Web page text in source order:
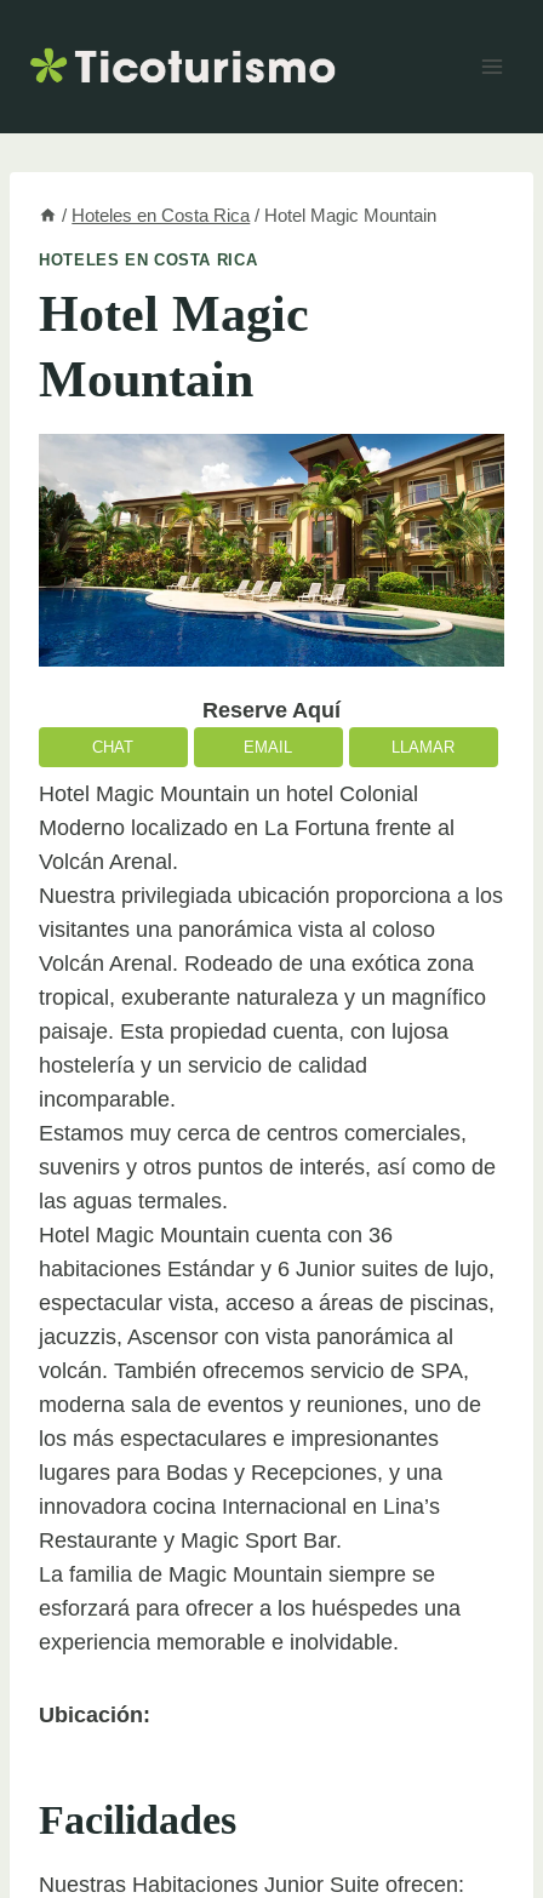
content
/ Hoteles en Costa Rica / Hotel Magic Mountain
HOTELES EN COSTA RICA
Hotel Magic
Mountain
Reserve Aquí
CHAT EMAIL LLAMAR
Hotel Magic Mountain un hotel Colonial
Moderno localizado en La Fortuna frente al
Volcán Arenal.
Nuestra privilegiada ubicación proporciona a los
visitantes una panorámica vista al coloso
Volcán Arenal. Rodeado de una exótica zona
tropical, exuberante naturaleza y un magnífico
paisaje. Esta propiedad cuenta, con lujosa
hostelería y un servicio de calidad
incomparable.
Estamos muy cerca de centros comerciales,
suvenirs y otros puntos de interés, así como de
las aguas termales.
Hotel Magic Mountain cuenta con 36
habitaciones Estándar y 6 Junior suites de lujo,
espectacular vista, acceso a áreas de piscinas,
jacuzzis, Ascensor con vista panorámica al
volcán. También ofrecemos servicio de SPA,
moderna sala de eventos y reuniones, uno de
los más espectaculares e impresionantes
lugares para Bodas y Recepciones, y una
innovadora cocina Internacional en Lina’s
Restaurante y Magic Sport Bar.
La familia de Magic Mountain siempre se
esforzará para ofrecer a los huéspedes una
experiencia memorable e inolvidable.
Ubicación:
Facilidades
Nuestras Habitaciones Junior Suite ofrecen: